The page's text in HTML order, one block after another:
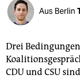
shop
fragen & hilfe
unterstützen
abo
Aus Berlin
Drei
CDU und CSU